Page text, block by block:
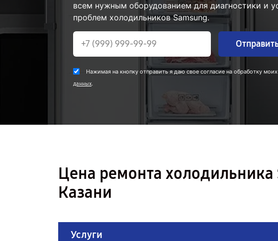
всем нужным оборудованием для диагностики и
проблем холодильников Samsung.
Нажимая на кнопку отправить я даю свое согласие на обработку моих
данных.
Цена ремонта холодильника
Казани
Услуги